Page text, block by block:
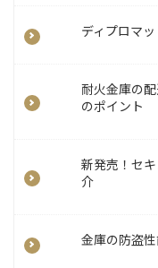
ディプロマ
耐火金庫の
のポイント
新発売！セ
介
金庫の防盗